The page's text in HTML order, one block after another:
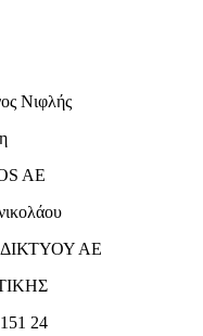
Νιφλής
AE
ΑΕ
24